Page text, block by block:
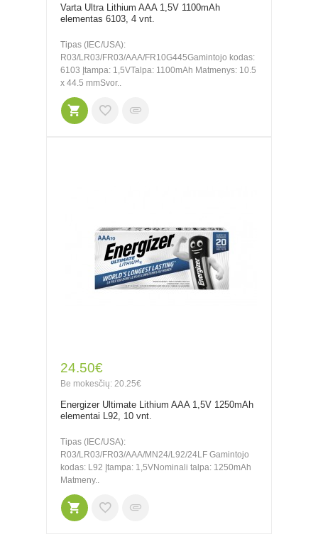
Varta Ultra Lithium AAA 1,5V 1100mAh
elementas 6103, 4 vnt.
Tipas (IEC/USA):
R03/LR03/FR03/AAA/FR10G445Gamintojo kodas:
6103 Įtampa: 1,5VTalpa: 1100mAh Matmenys: 10.5
x 44.5 mmSvor..
24.50€
Be mokesčių: 20.25€
Energizer Ultimate Lithium AAA 1,5V 1250mAh
elementai L92, 10 vnt.
Tipas (IEC/USA):
R03/LR03/FR03/AAA/MN24/L92/24LF Gamintojo
kodas: L92 Įtampa: 1,5VNominali talpa: 1250mAh
Matmeny..